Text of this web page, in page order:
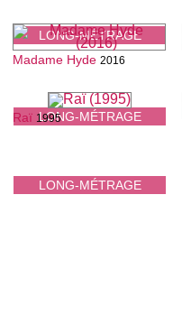
LONG-MÉTRAGE
LONG-MÉTRAGE
Madame Hyde 2016
LONG-MÉTRAGE
Raï 1995